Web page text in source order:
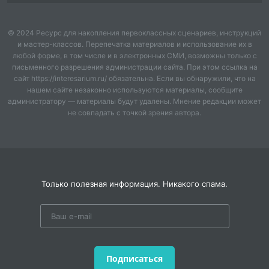
Планируемые результаты:
Личностные УУД:
Формировать учебную мотивацию, адекватную
самооценку, необходимость
приобретения новых знаний.
понимать учебную задачу урока, осуществлять
решение учебной задачи
под руководством учителя, определять цель
ровать свои действия в процессе его выполнения,
© 2024 Ресурс для накопления первоклассных сценариев, инструкций
и мастер-классов. Перепечатка материалов и использование их в
любой форме, в том числе и в электронных СМИ, возможны только с
письменного разрешения администрации сайта. При этом ссылка на
сайт https://interesarium.ru/ обязательна. Если вы обнаружили, что на
нашем сайте незаконно используются материалы, сообщите
администратору — материалы будут удалены. Мнение редакции может
не совпадать с точкой зрения автора.
Только полезная информация. Никакого спама.
Подписаться